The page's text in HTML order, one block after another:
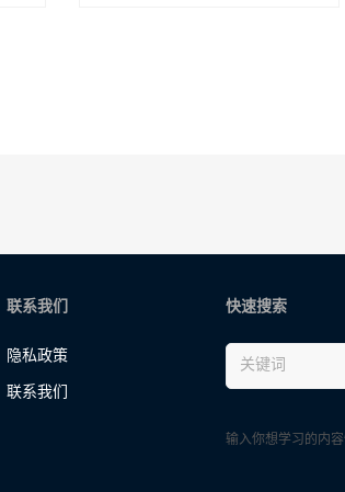
联系我们
隐私政策
联系我们
快速搜索
输入你想学习的内